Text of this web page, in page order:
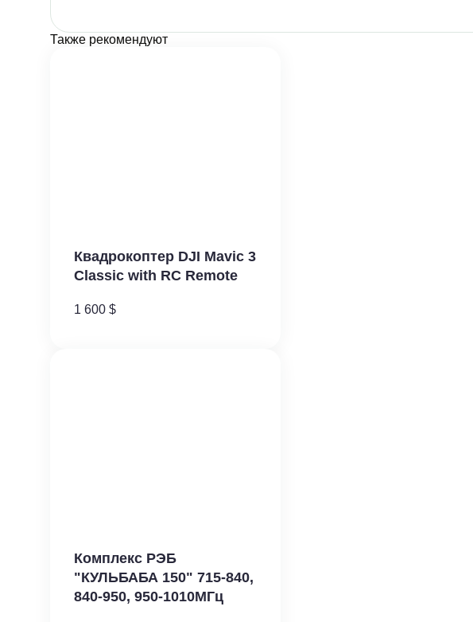
Также рекомендуют
Квадрокоптер DJI Mavic 3
Classic with RC Remote
1 600 $
Комплекс РЭБ
"КУЛЬБАБА 150" 715-840,
840-950, 950-1010МГц